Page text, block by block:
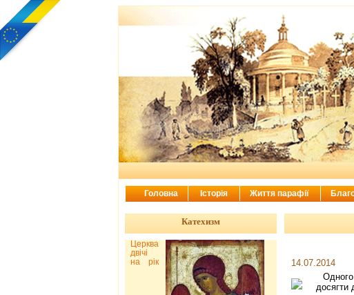
14.07.2014
досягти
Катехизм
Церква
двічі
на рік
Головна Історія Життя парафії